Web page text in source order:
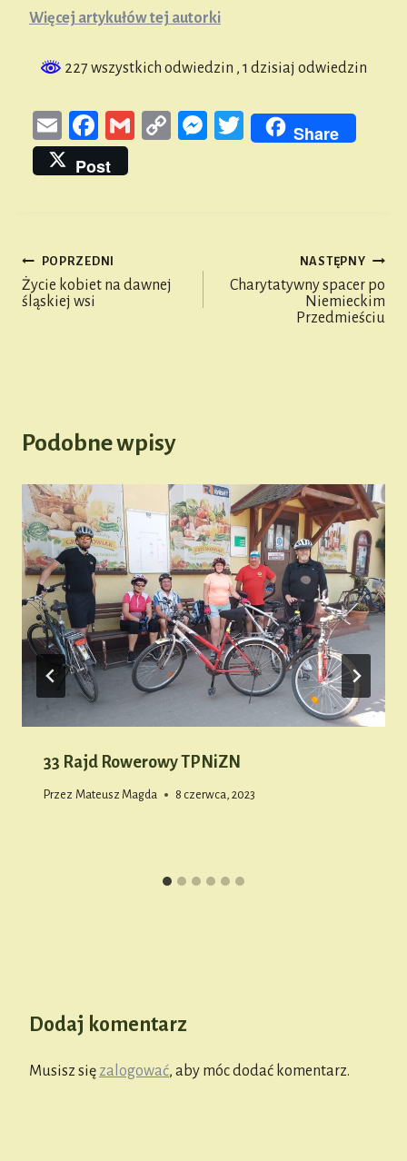
Więcej artykułów tej autorki
227 wszystkich odwiedzin , 1 dzisiaj odwiedzin
E
m
ail
Fa
ce
bo
G
Co
M
T
Share
Post
Nawigacja
wpisu
POPRZEDNI
Życie kobiet na dawnej
śląskiej wsi
NASTĘPNY
Charytatywny spacer po
Niemieckim
Przedmieściu
Podobne wpisy
33 Rajd Rowerowy TPNiZN
Przez Mateusz Magda 8 czerwca, 2023
Dodaj komentarz
Musisz się zalogować, aby móc dodać komentarz.